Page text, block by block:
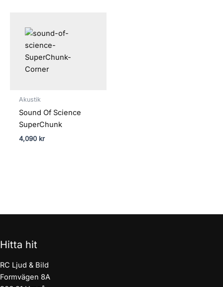
Akustik
Sound Of Science
SuperChunk
4,090 kr
Hitta hit
RC Ljud & Bild
Formvägen 8A